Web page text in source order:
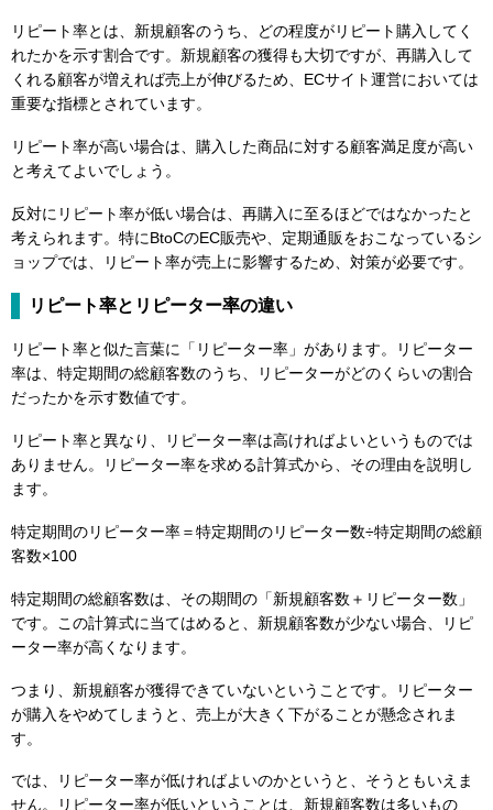
リピート率とは、新規顧客のうち、どの程度がリピート購入してく
れたかを示す割合です。新規顧客の獲得も大切ですが、再購入して
くれる顧客が増えれば売上が伸びるため、ECサイト運営においては
重要な指標とされています。
リピート率が高い場合は、購入した商品に対する顧客満足度が高い
と考えてよいでしょう。
反対にリピート率が低い場合は、再購入に至るほどではなかったと
考えられます。特にBtoCのEC販売や、定期通販をおこなっているシ
ョップでは、リピート率が売上に影響するため、対策が必要です。
リピート率とリピーター率の違い
リピート率と似た言葉に「リピーター率」があります。リピーター
率は、特定期間の総顧客数のうち、リピーターがどのくらいの割合
だったかを示す数値です。
リピート率と異なり、リピーター率は高ければよいというものでは
ありません。リピーター率を求める計算式から、その理由を説明し
ます。
特定期間のリピーター率＝特定期間のリピーター数÷特定期間の総顧
客数×100
特定期間の総顧客数は、その期間の「新規顧客数＋リピーター数」
です。この計算式に当てはめると、新規顧客数が少ない場合、リピ
ーター率が高くなります。
つまり、新規顧客が獲得できていないということです。リピーター
が購入をやめてしまうと、売上が大きく下がることが懸念されま
す。
では、リピーター率が低ければよいのかというと、そうともいえま
せん。リピーター率が低いということは、新規顧客数は多いもの